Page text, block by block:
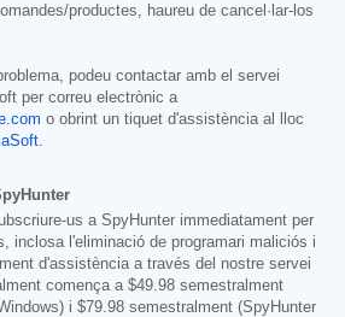
productes, haureu de cancel·lar-los
podeu contactar amb el servei
per correu electrònic a
o obrint un tiquet d'assistència al lloc
us a SpyHunter immediatament per
inclosa l'eliminació de programari maliciós i
d'assistència a través del nostre servei
comença a $49.98 semestralment
i $79.98 semestralment (SpyHunter